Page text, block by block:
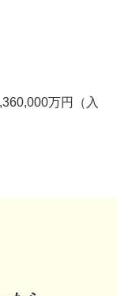
万円（入